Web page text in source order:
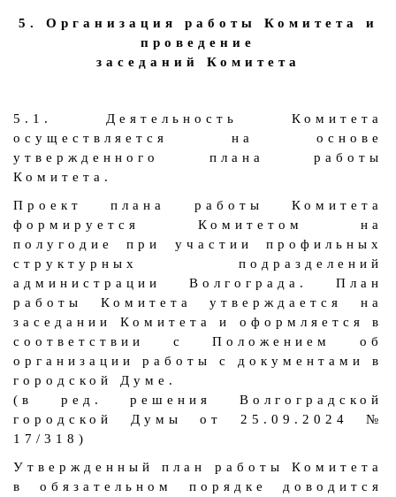
5. Организация работы Комитета и
проведение
заседаний Комитета
5.1. Деятельность Комитета
осуществляется на основе
утвержденного плана работы
Комитета.
Проект плана работы Комитета
формируется Комитетом на
полугодие при участии профильных
структурных подразделений
администрации Волгограда. План
работы Комитета утверждается на
заседании Комитета и оформляется в
соответствии с Положением об
организации работы с документами в
городской Думе.
(в ред. решения Волгоградской
городской Думы от 25.09.2024 №
17/318)
Утвержденный план работы Комитета
в обязательном порядке доводится